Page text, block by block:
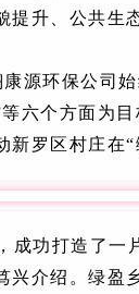
提升、公共生
源环保公司
六个方面为
罗区村庄在
成功打造了一
兴介绍。绿盈